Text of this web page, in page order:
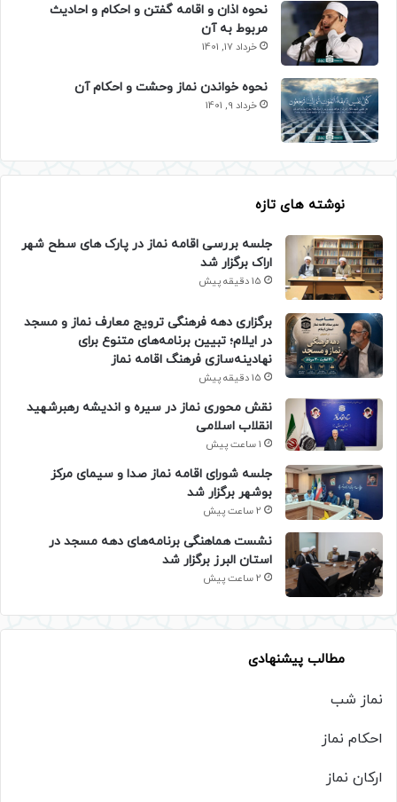
نحوه اذان و اقامه گفتن و احکام و احادیث
مربوط به آن
خرداد 17, 1401
نحوه خواندن نماز وحشت و احکام آن
خرداد 9, 1401
نوشته های تازه
جلسه بررسی اقامه نماز در پارک های سطح شهر
اراک برگزار شد
15 دقیقه پیش
برگزاری دهه فرهنگی ترویج معارف نماز و مسجد
در ایلام؛ تبیین برنامه‌های متنوع برای
نهادینه‌سازی فرهنگ اقامه نماز
15 دقیقه پیش
نقش محوری نماز در سیره و اندیشه رهبرشهید
انقلاب اسلامی
1 ساعت پیش
جلسه شورای اقامه نماز صدا و سیمای مرکز
بوشهر برگزار شد
2 ساعت پیش
نشست هماهنگی برنامه‌های دهه مسجد در
استان البرز برگزار شد
2 ساعت پیش
مطالب پیشنهادی
نماز شب
احکام نماز
ارکان نماز